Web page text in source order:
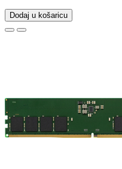
Dodaj u košaricu